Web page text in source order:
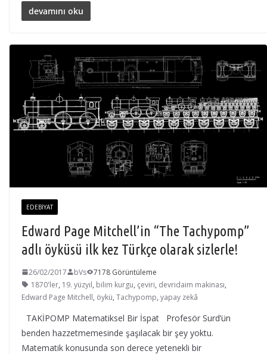
devamını oku
EDEBIYAT
Edward Page Mitchell’in “The Tachypomp”
adlı öyküsü ilk kez Türkçe olarak sizlerle!
26/02/2017 bVs
7178 Görüntüleme
1870'ler, 19. yüzyıl, bilim kurgu, çeviri, devridaim makinası,
Edward Page Mitchell, öykü, Tachypomp, yapay zekâ
TAKİPOMP Matematiksel Bir İspat Profesör Surd’ün
benden hazzetmemesinde şaşılacak bir şey yoktu.
Matematik konusunda son derece yetenekli bir